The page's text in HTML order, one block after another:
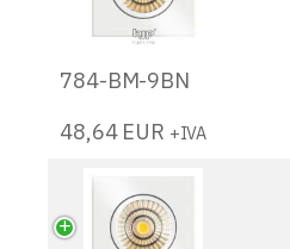
784-BM-9BN
48,64 EUR +IVA